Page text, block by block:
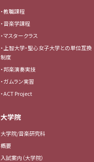
・教職課程
・音楽学課程
・マスタークラス
・上智大学・聖心女子大学との単位互換
制度
・邦楽演奏実技
・ガムラン実習
・ACT Project
大学院
大学院/音楽研究科
概要
入試案内（大学院）